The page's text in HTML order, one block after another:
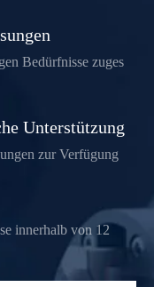
Bedürfnisse zuges
Unterstützung
zur Verfügung
innerhalb von 12